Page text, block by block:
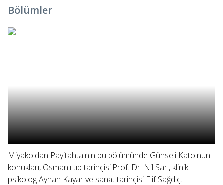
Bölümler
Miyako'dan Payitahta'nın bu bölümünde Günseli Kato'nun
konukları, Osmanlı tıp tarihçisi Prof. Dr. Nil Sarı, klinik
psikolog Ayhan Kayar ve sanat tarihçisi Elif Sağdıç.